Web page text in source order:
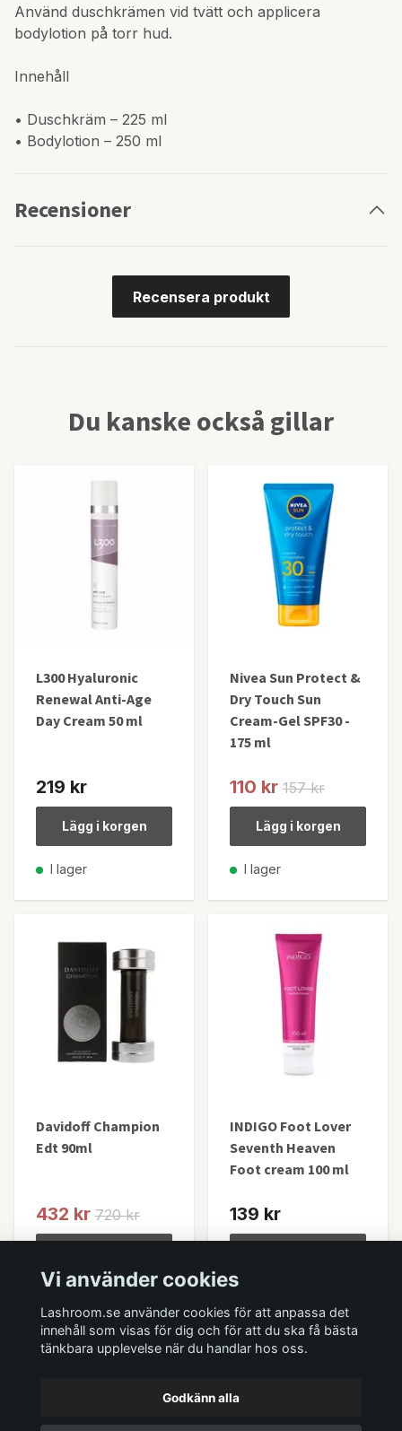
Använd duschkrämen vid tvätt och applicera
bodylotion på torr hud.
Innehåll
• Duschkräm – 225 ml
• Bodylotion – 250 ml
Recensioner
Recensera produkt
Du kanske också gillar
L300 Hyaluronic
Renewal Anti-Age
Day Cream 50 ml
219 kr
Lägg i korgen
I lager
Nivea Sun Protect &
Dry Touch Sun
Cream-Gel SPF30 -
175 ml
110 kr 157 kr
Lägg i korgen
I lager
Davidoff Champion
Edt 90ml
432 kr 720 kr
INDIGO Foot Lover
Seventh Heaven
Foot cream 100 ml
139 kr
Vi använder cookies
Lashroom.se använder cookies för att anpassa det
innehåll som visas för dig och för att du ska få bästa
tänkbara upplevelse när du handlar hos oss.
Godkänn alla